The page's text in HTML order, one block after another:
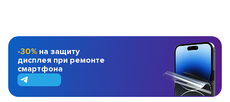
-30% на защиту
дисплея при ремонте
смартфона